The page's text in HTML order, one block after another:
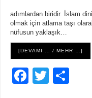
adımlardan biridir. İslam
olmak için atlama taşı
nüfusun yaklaşık…
[DEVAMI … / MEHR …]
F
T